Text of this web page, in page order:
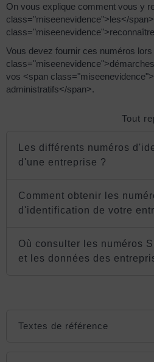
On vous explique comment vous y
class="miseenevidence">les</
Vous devez fournir ces numéros
vos <span
administratifs</span>.
Tout
Les différents numéros
d'une entreprise ?
Comment obtenir les
d'identification de votre
Où consulter les numéros
et les données des
Textes de référence